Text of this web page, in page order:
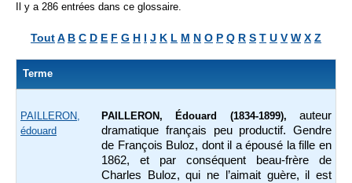
Il y a 286 entrées dans ce glossaire.
ToutA B C D E F G H I J K L M N O P Q R S T U V W X Z
Terme
PAILLERON,
édouard
PAILLERON, Édouard (1834-1899),
auteur
dramatique français peu productif. Gendre
de François Buloz, dont il a épousé la fille en
1862, et par conséquent beau-frère de
Charles Buloz, qui ne l’aimait guère, il est